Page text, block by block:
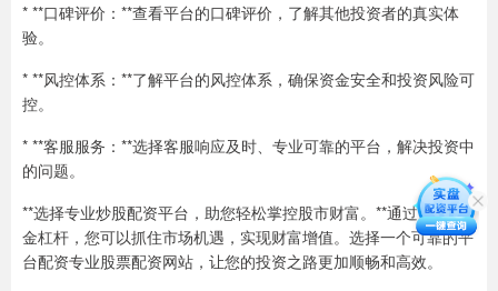
* **口碑评价：**查看平台的口碑评价，了解其他投资者的真实体
验。
* **风控体系：**了解平台的风控体系，确保资金安全和投资风险可
控。
* **客服服务：**选择客服响应及时、专业可靠的平台，解决投资中
的问题。
**选择专业炒股配资平台，助您轻松掌控股市财富。**通过放大资
金杠杆，您可以抓住市场机遇，实现财富增值。选择一个可靠的平
台配资专业股票配资网站，让您的投资之路更加顺畅和高效。